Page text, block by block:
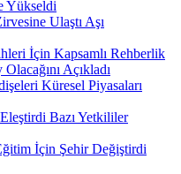
Yükseldi
Ulaştı Aşı
İçin Kapsamlı Rehberlik
Açıkladı
Küresel Piyasaları
Bazı Yetkililer
İçin Şehir Değiştirdi